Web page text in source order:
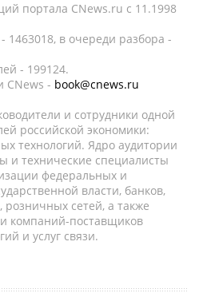
портала CNews.ru c 11.1998
в очереди разбора -
- 199124.
CNews - book@cnews.ru
и сотрудники одной
российской экономики:
технологий. Ядро аудитории
и технические специалисты
федеральных и
власти, банков,
сетей, а также
компаний-поставщиков
и услуг связи.